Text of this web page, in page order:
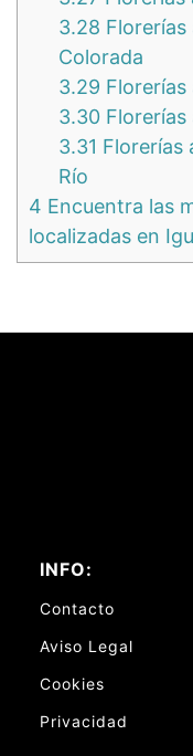
3.28 Florerías
Colorada
3.29 Florerías
3.30 Florerías
3.31 Florerías
Río
4 Encuentra las
localizadas en
INFO:
Contacto
Aviso Legal
Cookies
Privacidad